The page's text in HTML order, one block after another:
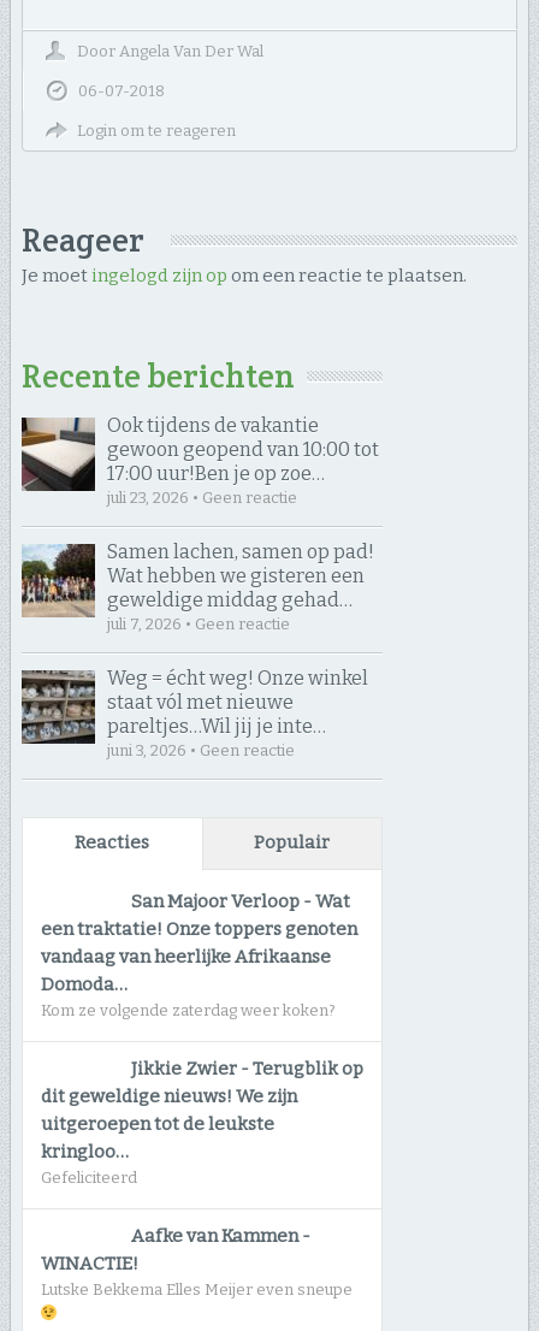
Door Angela Van Der Wal
06-07-2018
Login om te reageren
Reageer
Je moet ingelogd zijn op om een reactie te plaatsen.
Recente berichten
Ook tijdens de vakantie
gewoon geopend van 10:00 tot
17:00 uur! ​Ben je op zoe…
juli 23, 2026 • Geen reactie
Samen lachen, samen op pad! ​
Wat hebben we gisteren een
geweldige middag gehad…
juli 7, 2026 • Geen reactie
Weg = écht weg! Onze winkel
staat vól met nieuwe
pareltjes… ​Wil jij je inte…
juni 3, 2026 • Geen reactie
Reacties Populair
San Majoor Verloop -Wat
een traktatie! Onze toppers genoten
vandaag van heerlijke Afrikaanse
Domoda…
Kom ze volgende zaterdag weer koken?
Jikkie Zwier -Terugblik op
dit geweldige nieuws! We zijn
uitgeroepen tot de leukste
kringloo…
Gefeliciteerd
Aafke van Kammen-
WINACTIE!
Lutske Bekkema Elles Meijer even sneupe